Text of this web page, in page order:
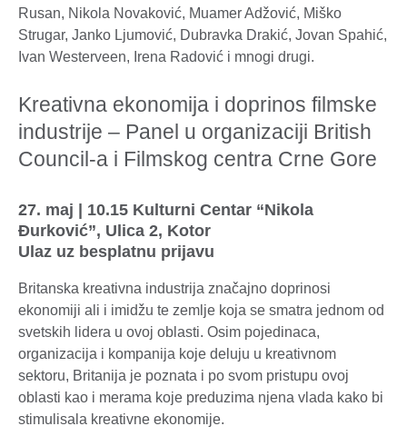
Rusan, Nikola Novaković, Muamer Adžović, Miško
Strugar, Janko Ljumović, Dubravka Drakić, Jovan Spahić,
Ivan Westerveen, Irena Radović i mnogi drugi.
Kreativna ekonomija i doprinos filmske
industrije – Panel u organizaciji British
Council-a i Filmskog centra Crne Gore
27. maj | 10.15 Kulturni Centar “Nikola
Đurković”, Ulica 2, Kotor
Ulaz uz besplatnu prijavu
Britanska kreativna industrija značajno doprinosi
ekonomiji ali i imidžu te zemlje koja se smatra jednom od
svetskih lidera u ovoj oblasti. Osim pojedinaca,
organizacija i kompanija koje deluju u kreativnom
sektoru, Britanija je poznata i po svom pristupu ovoj
oblasti kao i merama koje preduzima njena vlada kako bi
stimulisala kreativne ekonomije.